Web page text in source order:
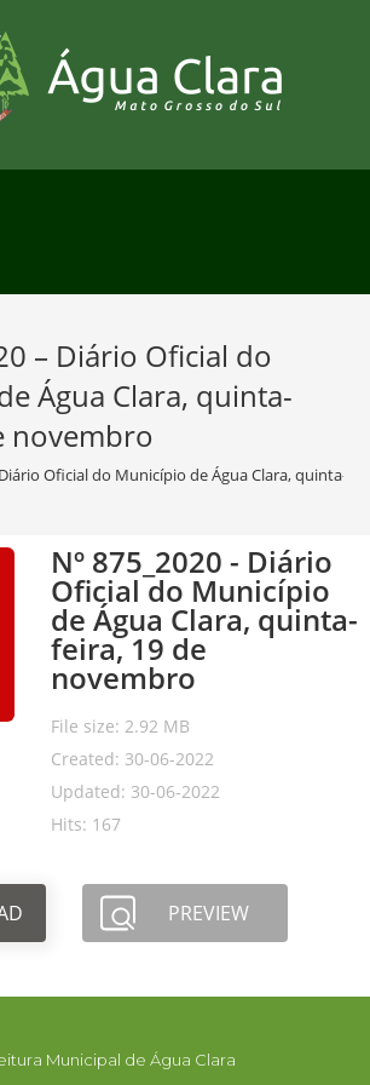
– Diário Oficial do
Água Clara, quinta-
novembro
Diário Oficial do Município de Água Clara, quinta-
Nº 875_2020 - Diário
Oficial do Município
de Água Clara, quinta-
feira, 19 de
novembro
File size: 2.92 MB
Created: 30-06-2022
Updated: 30-06-2022
Hits: 167
PREVIEW
Municipal de Água Clara